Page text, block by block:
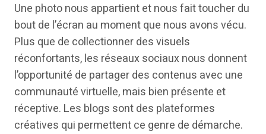
Une photo nous appartient et nous fait toucher du
bout de l’écran au moment que nous avons vécu.
Plus que de collectionner des visuels
réconfortants, les réseaux sociaux nous donnent
l’opportunité de partager des contenus avec une
communauté virtuelle, mais bien présente et
réceptive. Les blogs sont des plateformes
créatives qui permettent ce genre de démarche.